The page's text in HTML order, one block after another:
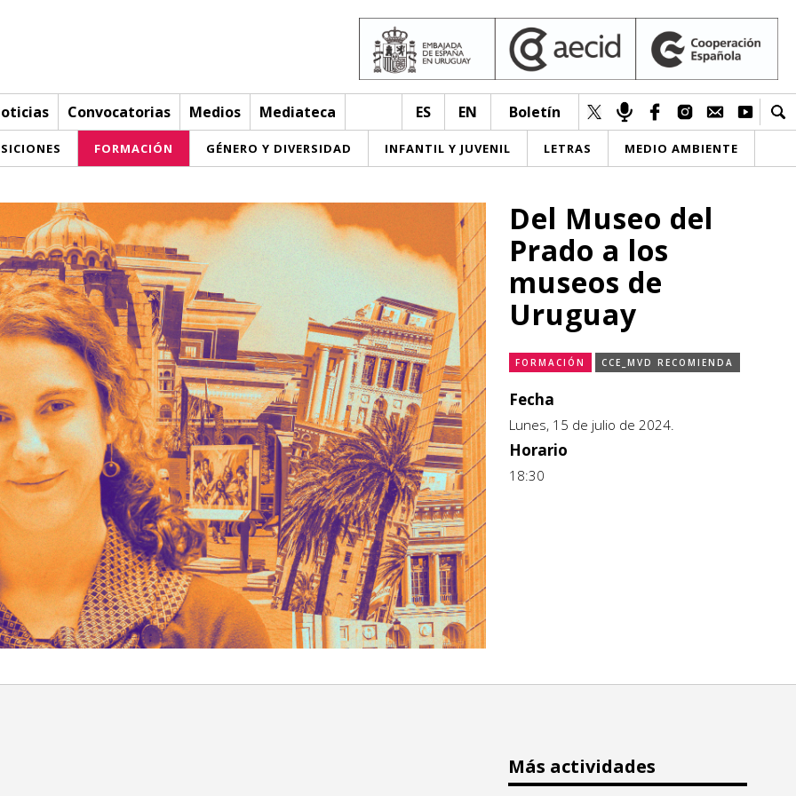
Convocatorias Medios Mediateca ES EN Boletín
FORMACIÓN GÉNERO Y DIVERSIDAD INFANTIL Y JUVENIL LETRAS MEDIO AMBIENTE
Del Museo del
Prado a los
museos de
Uruguay
FORMACIÓN CCE_MVD RECOMIENDA
Fecha
Lunes, 15 de julio de 2024.
Horario
18:30
Más actividades